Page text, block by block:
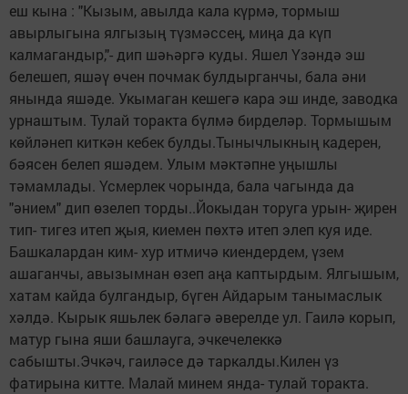
еш кына : "Кызым, авылда кала күрмә, тормыш
авырлыгына ялгызың түзмәссең, миңа да күп
калмагандыр,"- дип шәһәргә куды. Яшел Үзәндә эш
белешеп, яшәү өчен почмак булдырганчы, бала әни
янында яшәде. Укымаган кешегә кара эш инде, заводка
урнаштым. Тулай торакта бүлмә бирделәр. Тормышым
көйләнеп киткән кебек булды.Тынычлыкның кадерен,
бәясен белеп яшәдем. Улым мәктәпне уңышлы
тәмамлады. Үсмерлек чорында, бала чагында да
"әнием" дип өзелеп торды..Йокыдан торуга урын- җирен
тип- тигез итеп җыя, киемен пөхтә итеп элеп куя иде.
Башкалардан ким- хур итмичә киендердем, үзем
ашаганчы, авызымнан өзеп аңа каптырдым. Ялгышым,
хатам кайда булгандыр, бүген Айдарым танымаслык
хәлдә. Кырык яшьлек бәлагә әверелде ул. Гаилә корып,
матур гына яши башлауга, эчкечелеккә
сабышты.Эчкәч, гаиләсе дә таркалды.Килен үз
фатирына китте. Малай минем янда- тулай торакта.